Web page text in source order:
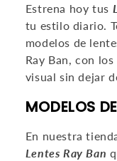
N
:
Estrena hoy tus
tu estilo diario.
modelos de
Ray Ban, con
visual sin dejar
MODELOS
En nuestra
Lentes Ray Ban